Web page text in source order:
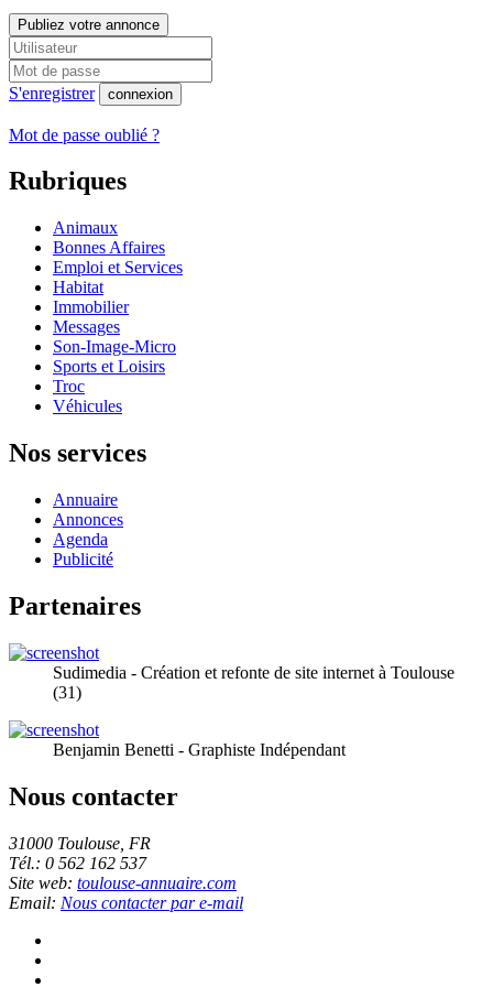
Publiez votre annonce
S'enregistrer connexion
Mot de passe oublié ?
Rubriques
Animaux
Bonnes Affaires
Emploi et Services
Habitat
Immobilier
Messages
Son-Image-Micro
Sports et Loisirs
Troc
Véhicules
Nos services
Annuaire
Annonces
Agenda
Publicité
Partenaires
Sudimedia - Création et refonte de site internet à Toulouse
(31)
Benjamin Benetti - Graphiste Indépendant
Nous contacter
31000 Toulouse, FR
Tél.: 0 562 162 537
Site web: toulouse-annuaire.com
Email: Nous contacter par e-mail